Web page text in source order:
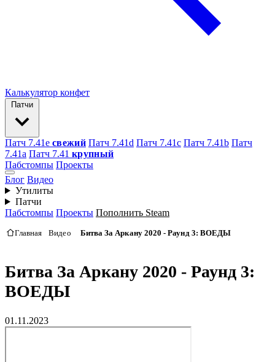
Калькулятор конфет
Патчи
Патч 7.41e свежий Патч 7.41d Патч 7.41c Патч 7.41b Патч
7.41а Патч 7.41 крупный
Пабстомпы Проекты
Блог Видео
Утилиты
Патчи
Пабстомпы Проекты Пополнить Steam
Главная Видео Битва За Аркану 2020 - Раунд 3: ВОЕДЫ
Битва За Аркану 2020 - Раунд 3:
ВОЕДЫ
01.11.2023